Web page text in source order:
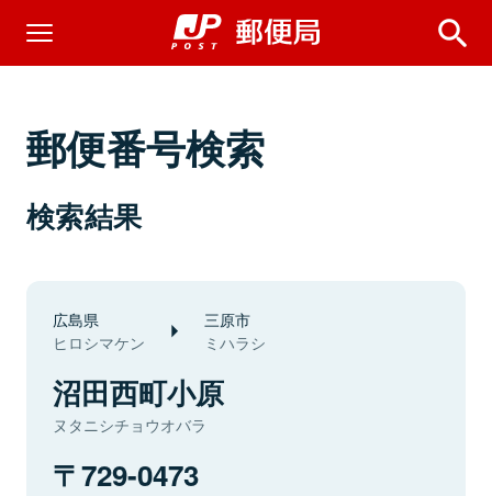
郵便番号検索
検索結果
広島県
ヒロシマケン
三原市
ミハラシ
沼田西町小原
ヌタニシチョウオバラ
729-0473